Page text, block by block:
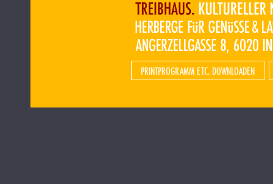
PRINTPROGRAMM ETC. DOWNLOADEN